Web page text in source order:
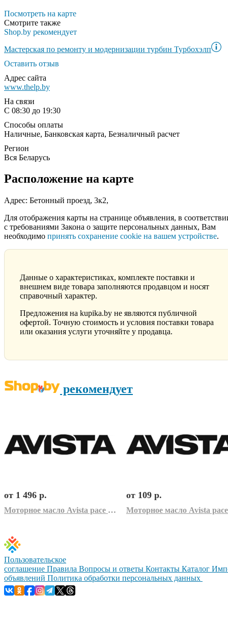
Посмотреть на карте
Смотрите также
Shop.by рекомендует
Мастерская по ремонту и модернизации турбин Турбохэлп
Оставить отзыв
Адрес сайта
www.thelp.by
На связи
С 08:30 до 19:30
Способы оплаты
Наличные, Банковская карта, Безналичный расчет
Регион
Вся Беларусь
Расположение на карте
Адрес: Бетонный проезд, 3к2,
Для отображения карты на странице объявления, в
с требованиями Закона о защите персональных данных, Вам
необходимо принять сохранение cookie на вашем устройстве.
Данные о характеристиках, комплекте поставки и
внешнем виде товара заполняются продавцом и носят
справочный характер.
Предложения на kupika.by не являются публичной
офертой. Точную стоимость и условия поставки товара
или оказания услуги уточняйте у продавца.
рекомендует
от 1 496 р.
Моторное масло Avista pace GER 5W-40 (60л)
от 109 р.
Пользовательское
соглашение Правила Вопросы и ответы Контакты Каталог
объявлений Политика обработки персональных данных